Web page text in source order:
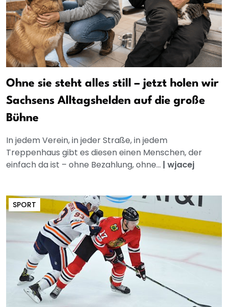
Ohne sie steht alles still – jetzt holen wir
Sachsens Alltagshelden auf die große
Bühne
In jedem Verein, in jeder Straße, in jedem
Treppenhaus gibt es diesen einen Menschen, der
einfach da ist – ohne Bezahlung, ohne... | wjacej
SPORT